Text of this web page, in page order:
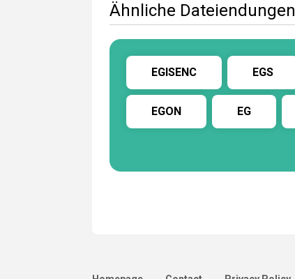
Ähnliche Dateiendungen
EGISENC EGS
EGON EG